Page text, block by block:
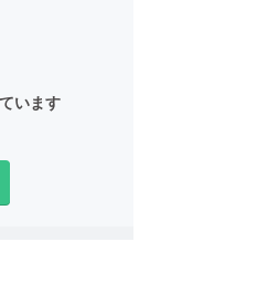
います